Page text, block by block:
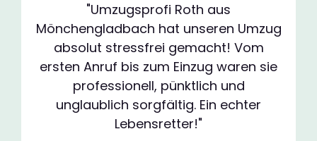
"Umzugsprofi Roth aus
Mönchengladbach hat unseren Umzug
absolut stressfrei gemacht! Vom
ersten Anruf bis zum Einzug waren sie
professionell, pünktlich und
unglaublich sorgfältig. Ein echter
Lebensretter!"